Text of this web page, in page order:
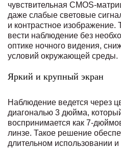
чувствительная CMOS-
даже слабые световые
и контрастное изображение.
вести наблюдение без
оптике ночного видения,
условий окружающей среды.
Яркий и крупный экран
Наблюдение ведется через
диагональю 3 дюйма,
воспринимается как 7-
линзе. Такое решение
длительном использовании